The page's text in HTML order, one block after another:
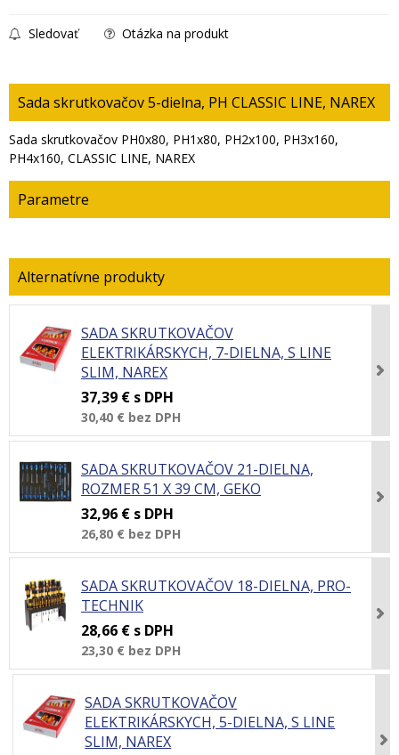
Sledovať Otázka na produkt
Sada skrutkovačov 5-dielna, PH CLASSIC LINE, NAREX
Sada skrutkovačov PH0x80, PH1x80, PH2x100, PH3x160,
PH4x160, CLASSIC LINE, NAREX
Parametre
SADA SKRUTKOVAČOV
ELEKTRIKÁRSKYCH, 7-DIELNA, S LINE
SLIM, NAREX
37,39 € s DPH
30,40 € bez DPH
SADA SKRUTKOVAČOV 21-DIELNA,
ROZMER 51 X 39 CM, GEKO
32,96 € s DPH
26,80 € bez DPH
SADA SKRUTKOVAČOV 18-DIELNA, PRO-
TECHNIK
28,66 € s DPH
23,30 € bez DPH
SADA SKRUTKOVAČOV
ELEKTRIKÁRSKYCH, 5-DIELNA, S LINE
SLIM, NAREX